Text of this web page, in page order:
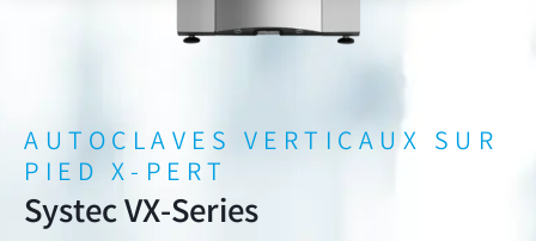
AUTOCLAVES VERTICAUX SUR
PIED X-PERT
Systec VX-Series